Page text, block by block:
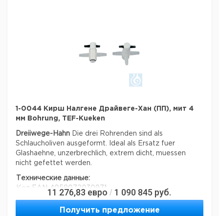
1-0044 Кирш Налгене Драйвеге-Хан (ПП), мит 4
мм Bohrung, TEF-Kueken
Dreiiwege-Hahn
Die drei Rohrenden sind als
Schlaucholiven ausgeformt.
Ideal als Ersatz fuer
Glashaehne, unzerbrechlich, extrem dicht, muessen
nicht gefettet werden.
Технические данные:
Код EAN: 4058072030971
Данные для перевозки (реальные данные могут
отличаться)
11 276,83 евро / 1 090 845 руб.
Получить предложение